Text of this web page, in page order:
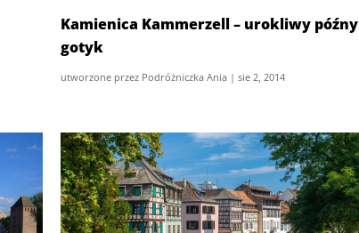
Kamienica Kammerzell – urokliwy późny
gotyk
utworzone przez Podróżniczka Ania |sie 2, 2014